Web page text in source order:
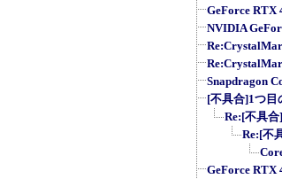
GeForce RTX
NVIDIA
Snapdragon
[不具合]1つ目
Re:[不具
Re:[不
GeForce RTX